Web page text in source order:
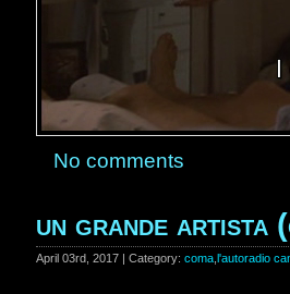
No comments
un grande artista
April 03rd, 2017 | Category: coma l'autoradio